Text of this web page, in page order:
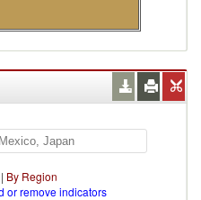
| By Region
or remove indicators